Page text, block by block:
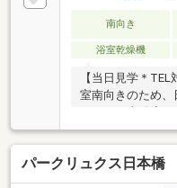
南向き
浴室乾燥機
【当日見学＊
室南向きのため
希望のお客様は
イヤル ０１２０
心 限定キャンペ
ドをプレゼント
パークリュクス日本橋